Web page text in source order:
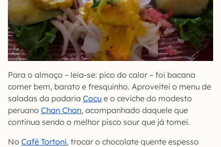
Para o almoço – leia-se: pico do calor – foi bacana
comer bem, barato e fresquinho. Aproveitei o menu de
saladas da padaria Cocu e o ceviche do modesto
peruano Chan Chan, acompanhado daquele que
continua sendo o melhor pisco sour que já tomei.
No Café Tortoni, trocar o chocolate quente espesso